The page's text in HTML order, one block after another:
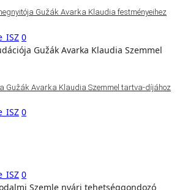
Gužák Avarka Klaudia festményeihez
0
Gužák Avarka Klaudia Szemmel tartva-díjához
0
0